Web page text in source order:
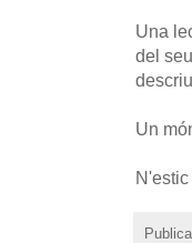
Una
del
Un